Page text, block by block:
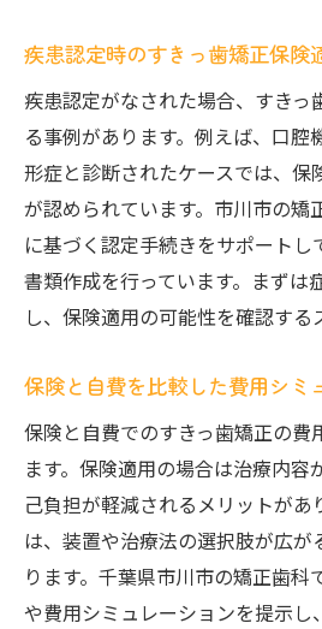
疾患認定時のすきっ歯矯正保険
疾患認定がなされた場合、すきっ
る事例があります。例えば、口腔
形症と診断されたケースでは、保
が認められています。市川市の矯
に基づく認定手続きをサポートし
書類作成を行っています。まずは
し、保険適用の可能性を確認する
保険と自費を比較した費用シミ
保険と自費でのすきっ歯矯正の費
ます。保険適用の場合は治療内容
己負担が軽減されるメリットがあ
は、装置や治療法の選択肢が広が
ります。千葉県市川市の矯正歯科
や費用シミュレーションを提示し